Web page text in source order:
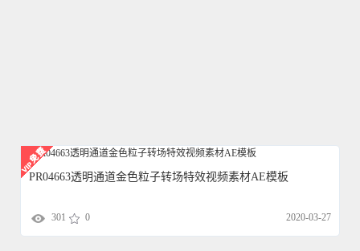
PR04663透明通道金色粒子转场特效视频素材AE模板
301 0 2020-03-27